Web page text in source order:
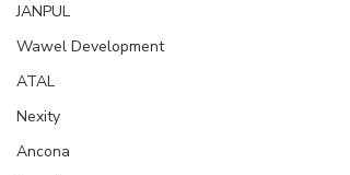
JANPUL
Wawel Development
ATAL
Nexity
Ancona